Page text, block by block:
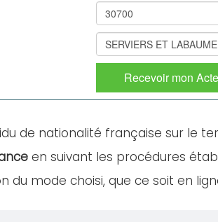
Recevoir mon
de nationalité française sur le
en suivant les procédures
mode choisi, que ce soit en